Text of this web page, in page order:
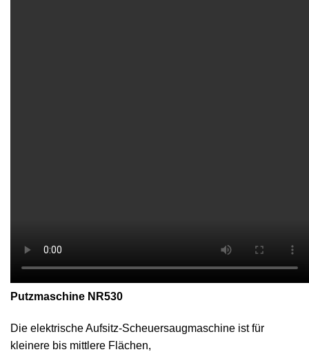
Putzmaschine NR530
Die elektrische Aufsitz-Scheuersaugmaschine ist für
kleinere bis mittlere Flächen,